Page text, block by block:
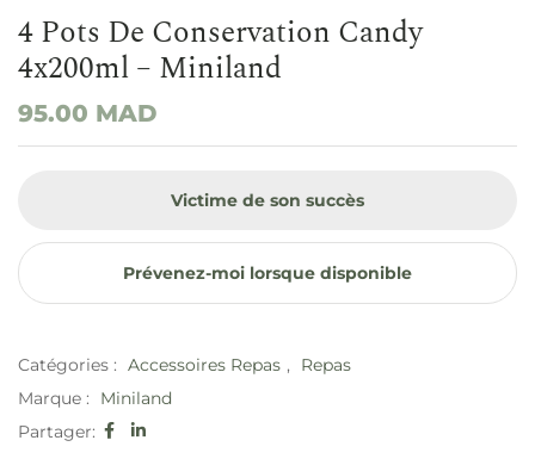
4 Pots De Conservation Candy
4x200ml – Miniland
95.00 MAD
Victime de son succès
Prévenez-moi lorsque disponible
Catégories : Accessoires Repas , Repas
Marque :
Miniland
Partager: